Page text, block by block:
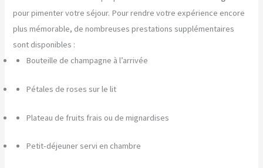
pour pimenter votre séjour. Pour rendre votre expérience encore
plus mémorable, de nombreuses prestations supplémentaires
sont disponibles :
Bouteille de champagne à l’arrivée
Pétales de roses sur le lit
Plateau de fruits frais ou de mignardises
Petit-déjeuner servi en chambre